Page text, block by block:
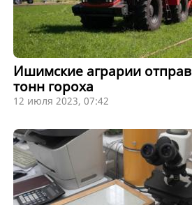
Ишимские аграрии
тонн гороха
12 июля 2023, 07:42